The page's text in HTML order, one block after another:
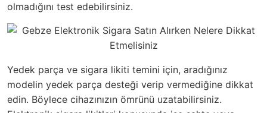
olmadığını test edebilirsiniz.
Yedek parça ve sigara likiti temini için, aradığınız
modelin yedek parça desteği verip vermediğine dikkat
edin. Böylece cihazınızın ömrünü uzatabilirsiniz.